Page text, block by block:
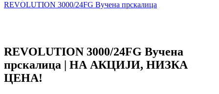
REVOLUTION 3000/24FG Вучена прскалица
REVOLUTION 3000/24FG Вучена
прскалица | НА АКЦИЈИ, НИЗКА
ЦЕНА!